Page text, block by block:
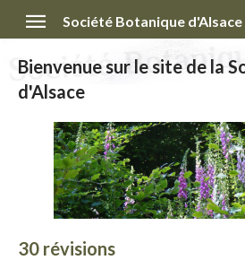
Société Botanique d'Alsace
Bienvenue sur le site de la
d'Alsace
30 révisions